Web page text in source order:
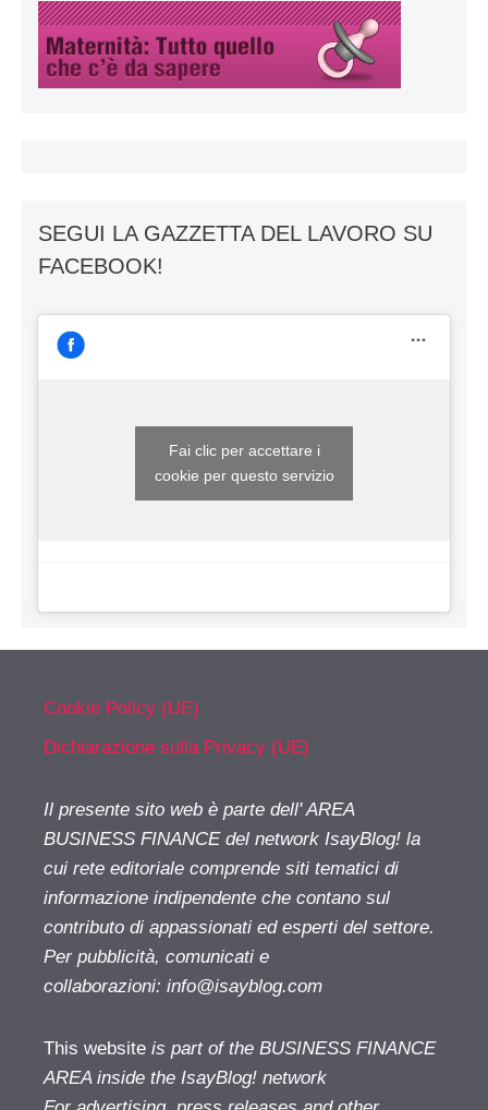
SEGUI LA GAZZETTA DEL LAVORO SU
FACEBOOK!
Fai clic per accettare i
cookie per questo servizio
Cookie Policy (UE)
Dichiarazione sulla Privacy (UE)
Il presente sito web è parte dell' AREA
BUSINESS FINANCE del network IsayBlog! la
cui rete editoriale comprende siti tematici di
informazione indipendente che contano sul
contributo di appassionati ed esperti del settore.
Per pubblicità, comunicati e
collaborazioni: info@isayblog.com
This website is part of the BUSINESS FINANCE
AREA inside the IsayBlog! network